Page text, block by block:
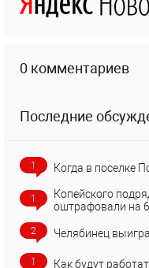
0 комментариев
Последние
1 Когда в поселке
1
Копейского
оштрафовали на
2 Челябинец
1 Как будут